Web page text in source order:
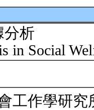
分析
in Social
工作學研